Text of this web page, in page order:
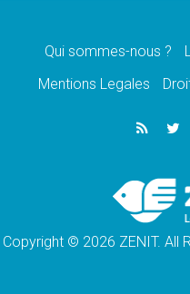
en
Audience
04.08.2026
Léon XIV
Au Nigéria,
enlèvements
Qui sommes-nous ?
Mentions Legales
Copyright © 2026 ZENIT. All